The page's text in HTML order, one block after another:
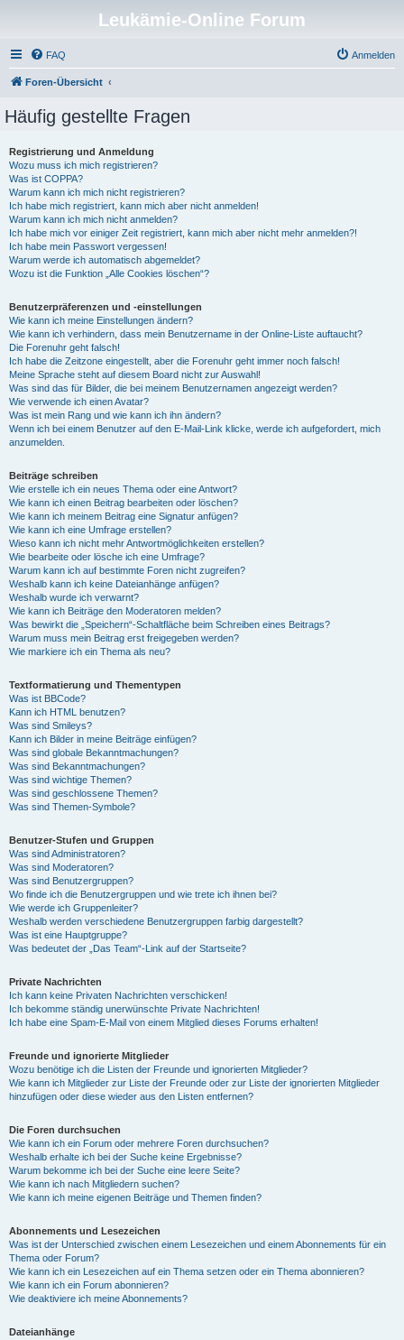
Leukämie-Online Forum
FAQ Anmelden
Foren-Übersicht
Häufig gestellte Fragen
Registrierung und Anmeldung
Wozu muss ich mich registrieren?
Was ist COPPA?
Warum kann ich mich nicht registrieren?
Ich habe mich registriert, kann mich aber nicht anmelden!
Warum kann ich mich nicht anmelden?
Ich habe mich vor einiger Zeit registriert, kann mich aber nicht mehr anmelden?!
Ich habe mein Passwort vergessen!
Warum werde ich automatisch abgemeldet?
Wozu ist die Funktion „Alle Cookies löschen“?
Benutzerpräferenzen und -einstellungen
Wie kann ich meine Einstellungen ändern?
Wie kann ich verhindern, dass mein Benutzername in der Online-Liste auftaucht?
Die Forenuhr geht falsch!
Ich habe die Zeitzone eingestellt, aber die Forenuhr geht immer noch falsch!
Meine Sprache steht auf diesem Board nicht zur Auswahl!
Was sind das für Bilder, die bei meinem Benutzernamen angezeigt werden?
Wie verwende ich einen Avatar?
Was ist mein Rang und wie kann ich ihn ändern?
Wenn ich bei einem Benutzer auf den E-Mail-Link klicke, werde ich aufgefordert, mich
anzumelden.
Beiträge schreiben
Wie erstelle ich ein neues Thema oder eine Antwort?
Wie kann ich einen Beitrag bearbeiten oder löschen?
Wie kann ich meinem Beitrag eine Signatur anfügen?
Wie kann ich eine Umfrage erstellen?
Wieso kann ich nicht mehr Antwortmöglichkeiten erstellen?
Wie bearbeite oder lösche ich eine Umfrage?
Warum kann ich auf bestimmte Foren nicht zugreifen?
Weshalb kann ich keine Dateianhänge anfügen?
Weshalb wurde ich verwarnt?
Wie kann ich Beiträge den Moderatoren melden?
Was bewirkt die „Speichern“-Schaltfläche beim Schreiben eines Beitrags?
Warum muss mein Beitrag erst freigegeben werden?
Wie markiere ich ein Thema als neu?
Textformatierung und Thementypen
Was ist BBCode?
Kann ich HTML benutzen?
Was sind Smileys?
Kann ich Bilder in meine Beiträge einfügen?
Was sind globale Bekanntmachungen?
Was sind Bekanntmachungen?
Was sind wichtige Themen?
Was sind geschlossene Themen?
Was sind Themen-Symbole?
Benutzer-Stufen und Gruppen
Was sind Administratoren?
Was sind Moderatoren?
Was sind Benutzergruppen?
Wo finde ich die Benutzergruppen und wie trete ich ihnen bei?
Wie werde ich Gruppenleiter?
Weshalb werden verschiedene Benutzergruppen farbig dargestellt?
Was ist eine Hauptgruppe?
Was bedeutet der „Das Team“-Link auf der Startseite?
Private Nachrichten
Ich kann keine Privaten Nachrichten verschicken!
Ich bekomme ständig unerwünschte Private Nachrichten!
Ich habe eine Spam-E-Mail von einem Mitglied dieses Forums erhalten!
Freunde und ignorierte Mitglieder
Wozu benötige ich die Listen der Freunde und ignorierten Mitglieder?
Wie kann ich Mitglieder zur Liste der Freunde oder zur Liste der ignorierten Mitglieder
hinzufügen oder diese wieder aus den Listen entfernen?
Die Foren durchsuchen
Wie kann ich ein Forum oder mehrere Foren durchsuchen?
Weshalb erhalte ich bei der Suche keine Ergebnisse?
Warum bekomme ich bei der Suche eine leere Seite?
Wie kann ich nach Mitgliedern suchen?
Wie kann ich meine eigenen Beiträge und Themen finden?
Abonnements und Lesezeichen
Was ist der Unterschied zwischen einem Lesezeichen und einem Abonnements für ein
Thema oder Forum?
Wie kann ich ein Lesezeichen auf ein Thema setzen oder ein Thema abonnieren?
Wie kann ich ein Forum abonnieren?
Wie deaktiviere ich meine Abonnements?
Dateianhänge